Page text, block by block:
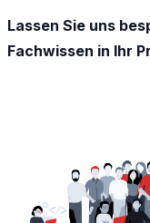
Lassen Sie uns
Fachwissen in Ihr